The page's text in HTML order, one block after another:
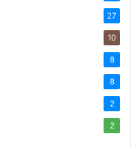
27
10
8
8
2
2